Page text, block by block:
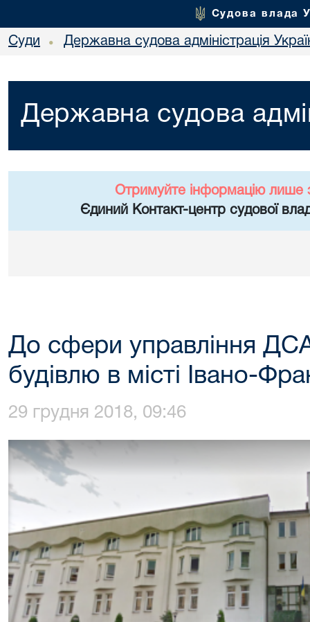
Судова влада
Суди • Державна судова адміністрація
Державна судова
Отримуйте інформацію лише
Єдиний Контакт-центр судової
До сфери управління
будівлю в місті Івано-
29 грудня 2018, 09:46